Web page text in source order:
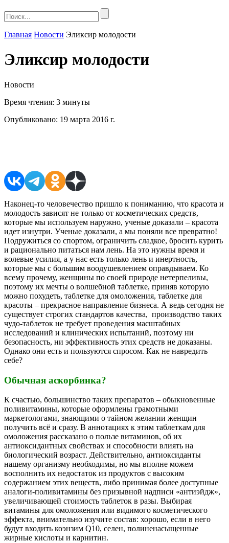
Главная Новости Эликсир молодости
Эликсир молодости
Новости
Время чтения: 3 минуты
Опубликовано: 19 марта 2016 г.
Наконец-то человечество пришло к пониманию, что красота и
молодость зависят не только от косметических средств,
которые мы используем наружно, ученые доказали – красота
идет изнутри. Ученые доказали, а мы поняли все превратно!
Подружиться со спортом, ограничить сладкое, бросить курить
и рационально питаться нам лень. На это нужны время и
волевые усилия, а у нас есть только лень и инертность,
которые мы с большим воодушевлением оправдываем. Ко
всему прочему, женщины по своей природе нетерпеливы,
поэтому их мечты о волшебной таблетке, приняв которую
можно похудеть, таблетке для омоложения, таблетке для
красоты – прекрасное направление бизнеса. А ведь сегодня не
существует строгих стандартов качества, производство таких
чудо-таблеток не требует проведения масштабных
исследований и клинических испытаний, поэтому ни
безопасность, ни эффективность этих средств не доказаны.
Однако они есть и пользуются спросом. Как не навредить
себе?
Обычная аскорбинка?
К счастью, большинство таких препаратов – обыкновенные
поливитамины, которые оформлены грамотными
маркетологами, знающими о тайном желании женщин
получить всё и сразу. В аннотациях к этим таблеткам для
омоложения рассказано о пользе витаминов, об их
антиоксидантных свойствах и способности влиять на
биологический возраст. Действительно, антиоксиданты
нашему организму необходимы, но мы вполне можем
восполнить их недостаток из продуктов с высоким
содержанием этих веществ, либо принимая более доступные
аналоги-поливитамины без призывной надписи «антиэйдж»,
увеличивающей стоимость таблеток в разы. Выбирая
витамины для омоложения или видимого косметического
эффекта, внимательно изучите состав: хорошо, если в него
будут входить коэнзим Q10, селен, полиненасыщенные
жирные кислоты и карнитин.